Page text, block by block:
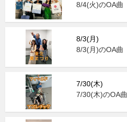
8/4(火)のOA曲
8/3(月)
8/3(月)のOA曲
7/30(木)
7/30(木)のOA曲